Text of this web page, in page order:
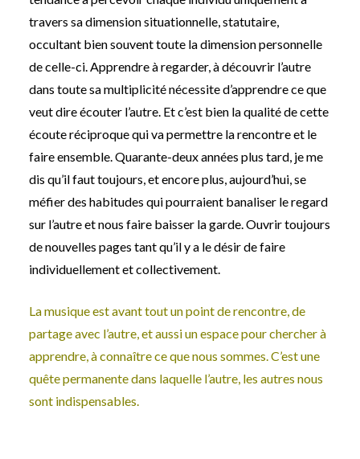
travers sa dimension situationnelle, statutaire,
occultant bien souvent toute la dimension personnelle
de celle-ci. Apprendre à regarder, à découvrir l’autre
dans toute sa multiplicité nécessite d’apprendre ce que
veut dire écouter l’autre. Et c’est bien la qualité de cette
écoute réciproque qui va permettre la rencontre et le
faire ensemble. Quarante-deux années plus tard, je me
dis qu’il faut toujours, et encore plus, aujourd’hui, se
méfier des habitudes qui pourraient banaliser le regard
sur l’autre et nous faire baisser la garde. Ouvrir toujours
de nouvelles pages tant qu’il y a le désir de faire
individuellement et collectivement.
La musique est avant tout un point de rencontre, de
partage avec l’autre, et aussi un espace pour chercher à
apprendre, à connaître ce que nous sommes. C’est une
quête permanente dans laquelle l’autre, les autres nous
sont indispensables.